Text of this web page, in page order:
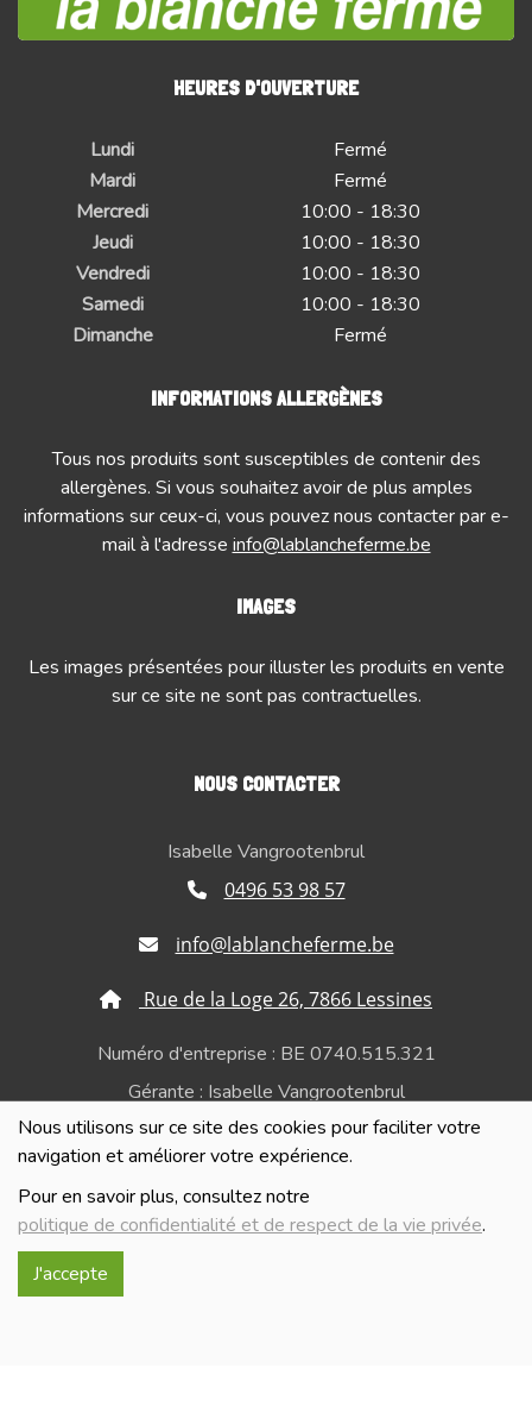
Nous utilisons sur ce site des cookies pour faciliter votre
navigation et améliorer votre expérience.
Pour en savoir plus, consultez notre
politique de confidentialité et de respect de la vie privée.
J'accepte
HEURES D'OUVERTURE
Lundi
Fermé
Mardi
Fermé
Mercredi
10:00 - 18:30
Jeudi
10:00 - 18:30
Vendredi
10:00 - 18:30
Samedi
10:00 - 18:30
Dimanche
Fermé
INFORMATIONS ALLERGÈNES
Tous nos produits sont susceptibles de contenir des
allergènes. Si vous souhaitez avoir de plus amples
informations sur ceux-ci, vous pouvez nous contacter par e-
mail à l'adresse info@lablancheferme.be
IMAGES
Les images présentées pour illuster les produits en vente
sur ce site ne sont pas contractuelles.
NOUS CONTACTER
Isabelle Vangrootenbrul
0496 53 98 57
info@lablancheferme.be
Rue de la Loge 26, 7866 Lessines
Numéro d'entreprise : BE 0740.515.321
Gérante : Isabelle Vangrootenbrul
Politique de confidentialité et de respect de la vie
privée